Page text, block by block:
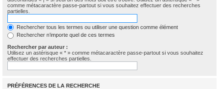
comme métacaractère passe-partout si vous souhaitez effectuer des recherches
partielles.
Rechercher tous les termes ou utiliser une question comme élément
Rechercher n’importe quel de ces termes
Rechercher par auteur :
Utilisez un astérisque « * » comme métacaractère passe-partout si vous souhaitez
effectuer des recherches partielles.
PRÉFÉRENCES DE LA RECHERCHE